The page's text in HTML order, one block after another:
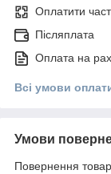
Оплатити
Післяплата
Оплата на
Всі умови
Умови
Повернення